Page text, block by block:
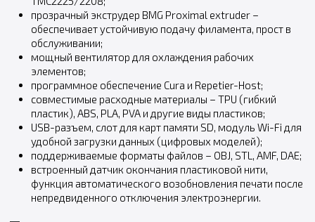
прозрачный экструдер BMG Proximal extruder –
обеспечивает устойчивую подачу филамента, прост в
обслуживании;
мощный вентилятор для охлаждения рабочих
элементов;
программное обеспечение Cura и Repetier-Host;
совместимые расходные материалы – TPU (гибкий
пластик), ABS, PLA, PVA и другие виды пластиков;
USB-разъем, слот для карт памяти SD, модуль Wi-Fi для
удобной загрузки данных (цифровых моделей);
поддерживаемые форматы файлов – OBJ, STL, AMF, DAE;
встроенный датчик окончания пластиковой нити,
функция автоматического возобновления печати после
непредвиденного отключения электроэнергии.